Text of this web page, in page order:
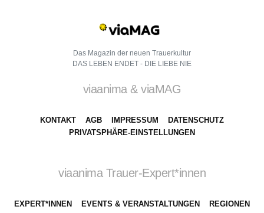
Das Magazin der neuen Trauerkultur
DAS LEBEN ENDET - DIE LIEBE NIE
viaanima & viaMAG
KONTAKT AGB IMPRESSUM
DATENSCHUTZ
PRIVATSPHÄRE-EINSTELLUNGEN
viaanima Trauer-Expert*innen
EXPERT*INNEN EVENTS & VERANSTALTUNGEN
REGIONEN